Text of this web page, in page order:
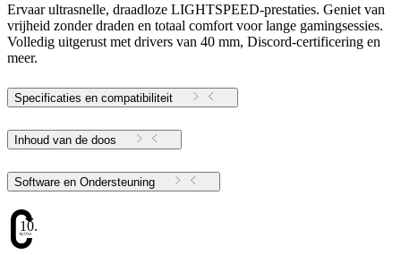
Ervaar ultrasnelle, draadloze LIGHTSPEED-prestaties. Geniet van
vrijheid zonder draden en totaal comfort voor lange gamingsessies.
Volledig uitgerust met drivers van 40 mm, Discord-certificering en
meer.
Specificaties en compatibiliteit
Inhoud van de doos
Software en Ondersteuning
10.34